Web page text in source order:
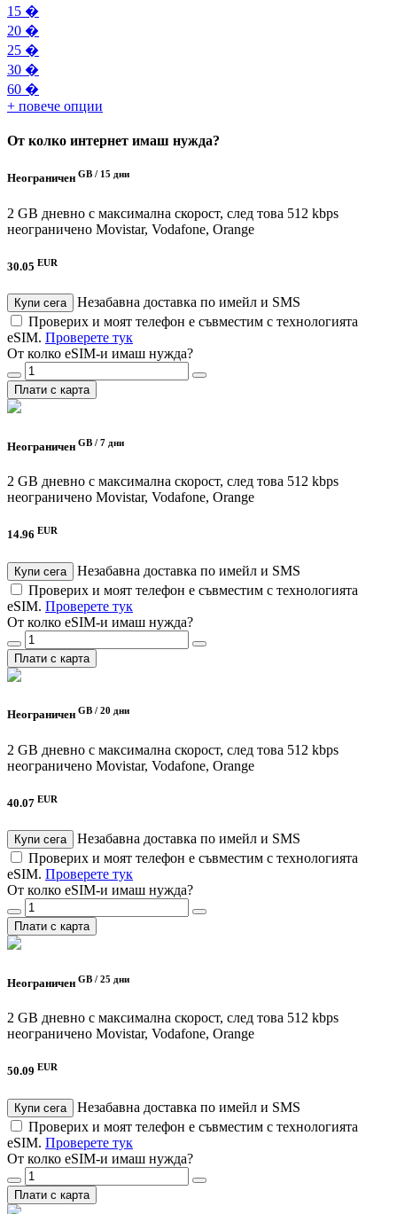
15 �
20 �
25 �
30 �
60 �
+ повече опции
От колко интернет имаш нужда?
Неограничен GB / 15 дни
2 GB дневно с максимална скорост, след това 512 kbps
неограничено Movistar, Vodafone, Orange
30.05 EUR
Купи сега
Незабавна доставка по имейл и SMS
Проверих и моят телефон е съвместим с технологията
eSIM. Проверете тук
От колко eSIM-и имаш нужда?
Плати с карта
Неограничен GB / 7 дни
2 GB дневно с максимална скорост, след това 512 kbps
неограничено Movistar, Vodafone, Orange
14.96 EUR
Купи сега
Незабавна доставка по имейл и SMS
Проверих и моят телефон е съвместим с технологията
eSIM. Проверете тук
От колко eSIM-и имаш нужда?
Плати с карта
Неограничен GB / 20 дни
2 GB дневно с максимална скорост, след това 512 kbps
неограничено Movistar, Vodafone, Orange
40.07 EUR
Купи сега
Незабавна доставка по имейл и SMS
Проверих и моят телефон е съвместим с технологията
eSIM. Проверете тук
От колко eSIM-и имаш нужда?
Плати с карта
Неограничен GB / 25 дни
2 GB дневно с максимална скорост, след това 512 kbps
неограничено Movistar, Vodafone, Orange
50.09 EUR
Купи сега
Незабавна доставка по имейл и SMS
Проверих и моят телефон е съвместим с технологията
eSIM. Проверете тук
От колко eSIM-и имаш нужда?
Плати с карта